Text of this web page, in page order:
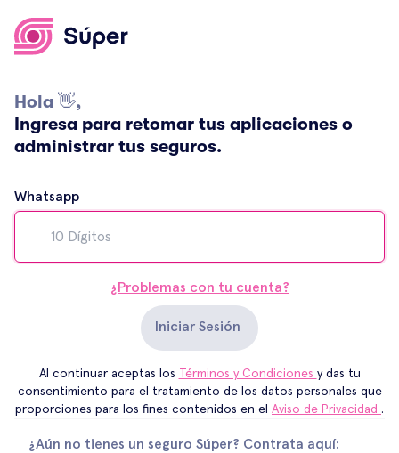
Hola 👋,
Ingresa para retomar tus aplicaciones o
administrar tus seguros.
Whatsapp
¿Problemas con tu cuenta?
Iniciar Sesión
Al continuar aceptas los Términos y Condiciones y das tu
consentimiento para el tratamiento de los datos personales que
proporciones para los fines contenidos en el Aviso de Privacidad .
¿Aún no tienes un seguro Súper? Contrata aquí: